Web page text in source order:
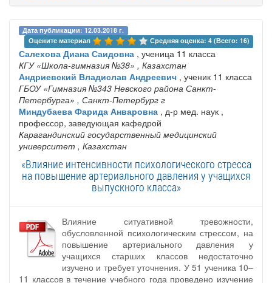
Дата публикации: 12.03.2018 г.
Оцените материал
Средняя оценка: 4 (Всего: 16)
Салехова Диана Саидовна , ученица 11 класса
КГУ «Школа-гимназия №38» , Казахстан
Андриевский Владислав Андреевич , ученик 11 класса
ГБОУ «Гимназия №343 Невского района Санкт-
Петербурга» , Санкт-Петербург г
Миндубаева Фарида Анваровна , д-р мед. наук ,
профессор, заведующая кафедрой
Карагандинский государственный медицинский
университет , Казахстан
«Влияние интенсивности психологического стресса
на повышение артериального давления у учащихся
выпускного класса»
Влияние ситуативной тревожности,
обусловленной психологическим стрессом, на
повышение артериального давления у
учащихся старших классов недостаточно
изучено и требует уточнения. У 51 ученика 10–
11 классов в течение учебного года проведено изучение